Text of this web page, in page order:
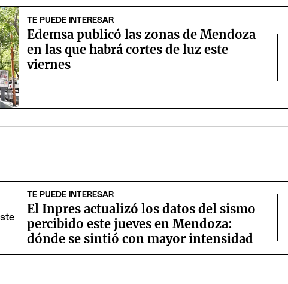
TE PUEDE INTERESAR
Edemsa publicó las zonas de Mendoza
en las que habrá cortes de luz este
viernes
TE PUEDE INTERESAR
El Inpres actualizó los datos del sismo
percibido este jueves en Mendoza:
dónde se sintió con mayor intensidad